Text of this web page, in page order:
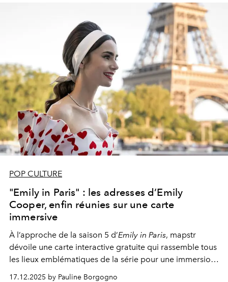
POP CULTURE
"Emily in Paris" : les adresses d’Emily
Cooper, enfin réunies sur une carte
immersive
À l’approche de la saison 5 d’Emily in Paris, mapstr
dévoile une carte interactive gratuite qui rassemble tous
les lieux emblématiques de la série pour une immersion
17.12.2025 by Pauline Borgogno